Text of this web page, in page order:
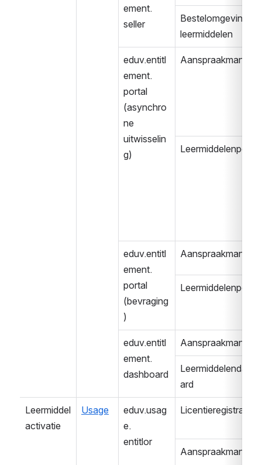
ement.
seller
Bestelomgeving
leermiddelen
eduv.entitl
ement.
portal
(asynchro
ne
uitwisselin
g)
Aanspraakmanager
eduv.entitl
ement.
portal
(bevraging
)
Aanspraakmanager
eduv.entitl
ement.
dashboard
Aanspraakmanager
ard
Leermiddel
activatie
Usage
eduv.usag
e.
entitlor
Licentieregistratie
Aanspraakmanager